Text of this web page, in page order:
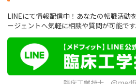
LINEにて情報配信中！あなたの転職活動
ージェントへ気軽に相談や質問が可能です